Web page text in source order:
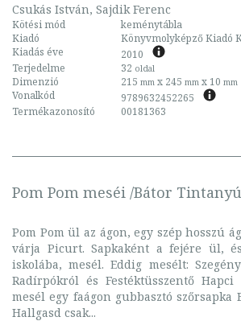
Csukás István, Sajdik Ferenc
Kötési mód
keménytábla
Kiadó
Könyvmolyképző Kiadó
Kiadás éve
2010
Terjedelme
32 oldal
Dimenzió 215 mm x 245 mm x 10 mm
Vonalkód
9789632452265
Termékazonosító
00181363
Pom Pom meséi /Bátor
Pom Pom ül az ágon, egy szép hosszú
várja Picurt. Sapkaként a fejére ül,
iskolába, mesél. Eddig mesélt:
Radírpókról és Festéktüsszentő
mesél egy faágon gubbasztó
Hallgasd csak...